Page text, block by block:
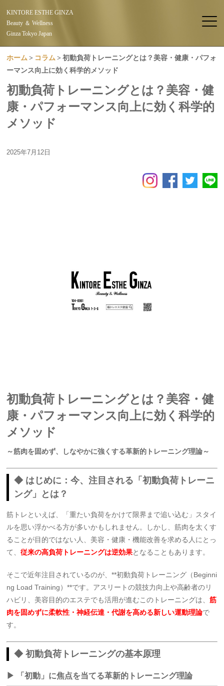
KINTORE ESTHE GINZA
Beauty ＆ Wellness
Ginza Tokyo Japan
ホーム コラム
初動負荷トレーニングとは？美容・健康・パフォ
ーマンス向上に効く科学的メソッド
初動負荷トレーニングとは？美容・健
康・パフォーマンス向上に効く科学的
メソッド
2025年7月12日
初動負荷トレーニングとは？美容・健
康・パフォーマンス向上に効く科学的
メソッド
～筋肉を固めず、しなやかに強くする革新的トレーニング理論～
◆ はじめに：今、注目される「初動負荷トレーニ
ング」とは？
筋トレといえば、「重たい負荷をかけて限界まで追い込む」スタイ
ルを思い浮かべる方が多いかもしれません。しかし、筋肉を太くす
ることが目的ではない人、美容・健康・機能改善を求める人にとっ
て、従来の高負荷トレーニングは逆効果となることもあります。
そこで近年注目されているのが、**初動負荷トレーニング（Beginni
ng Load Training）**です。アスリートの競技力向上や高齢者のリ
ハビリ、美容目的のエステでも活用が進むこのトレーニングは、筋
肉を固めずに柔軟性・神経伝達・代謝を高める新しい運動理論で
す。
◆ 初動負荷トレーニングの基本原理
▶ 「初動」に焦点を当てる革新的トレーニング理論